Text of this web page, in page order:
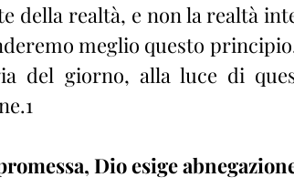
della realtà, e non la realtà
meglio questo
del giorno, alla luce di
Dio esige